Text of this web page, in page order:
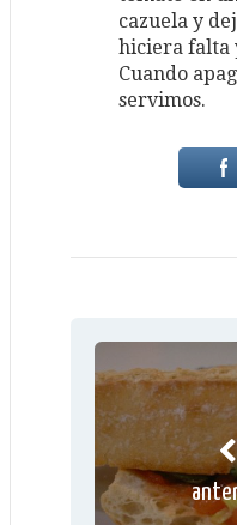
cazuela y
hiciera falta
Cuando
servimos.